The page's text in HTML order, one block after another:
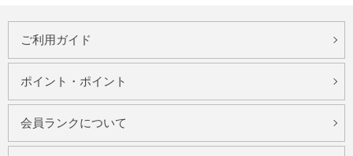
ご利用ガイド
ポイント・ポイント
会員ランクについて